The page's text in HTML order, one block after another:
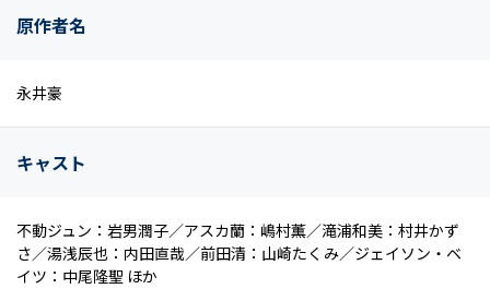
原作者名
永井豪
キャスト
不動ジュン：岩男潤子／アスカ蘭：嶋村薫／滝浦和美：村井かず
さ／湯浅辰也：内田直哉／前田清：山崎たくみ／ジェイソン・ベ
イツ：中尾隆聖 ほか